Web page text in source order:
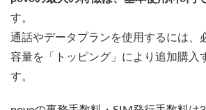
す。
通話やデータプランを使用するには、
容量を「トッピング」により追加購入
す。